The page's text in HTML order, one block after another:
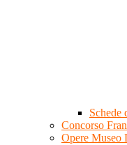
Schede
Concorso
Opere Museo